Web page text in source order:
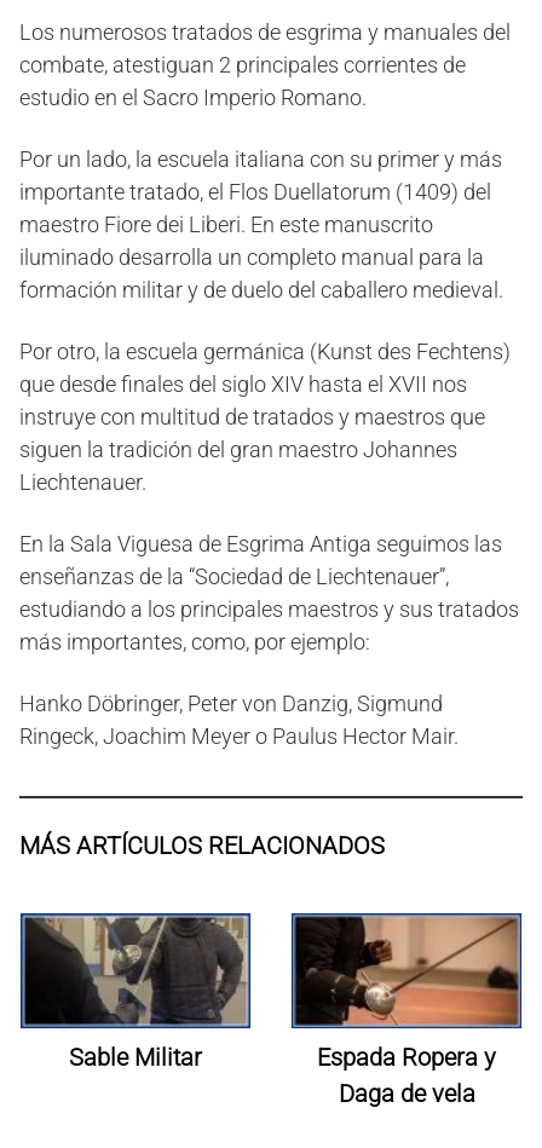
Los numerosos tratados de esgrima y manuales del
combate, atestiguan 2 principales corrientes de
estudio en el Sacro Imperio Romano.
Por un lado, la escuela italiana con su primer y más
importante tratado, el Flos Duellatorum (1409) del
maestro Fiore dei Liberi. En este manuscrito
iluminado desarrolla un completo manual para la
formación militar y de duelo del caballero medieval.
Por otro, la escuela germánica (Kunst des Fechtens)
que desde finales del siglo XIV hasta el XVII nos
instruye con multitud de tratados y maestros que
siguen la tradición del gran maestro Johannes
Liechtenauer.
En la Sala Viguesa de Esgrima Antiga seguimos las
enseñanzas de la “Sociedad de Liechtenauer”,
estudiando a los principales maestros y sus tratados
más importantes, como, por ejemplo:
Hanko Döbringer, Peter von Danzig, Sigmund
Ringeck, Joachim Meyer o Paulus Hector Mair.
MÁS ARTÍCULOS RELACIONADOS
Sable Militar
Espada Ropera y
Daga de vela